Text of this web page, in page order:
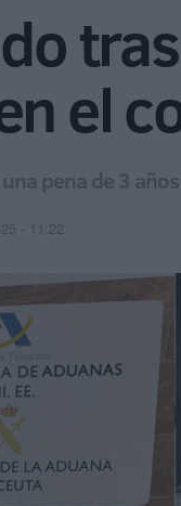
el
pena de 3
- 11:22